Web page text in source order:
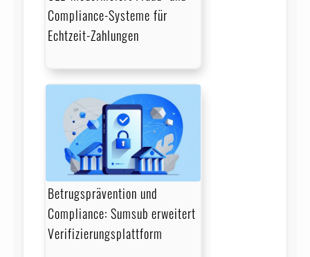
Compliance-Systeme für
Echtzeit-Zahlungen
Betrugsprävention und
Compliance: Sumsub erweitert
Verifizierungsplattform